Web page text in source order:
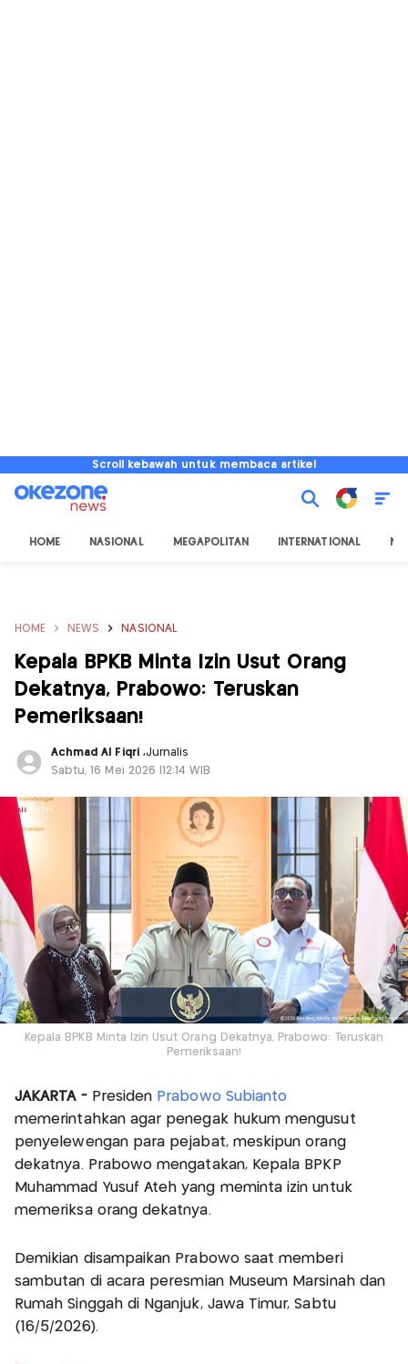
Scroll kebawah untuk membaca artikel
HOME NASIONAL MEGAPOLITAN INTERNATIONAL
HOME NEWS NASIONAL
Kepala BPKB Minta Izin Usut Orang
Dekatnya, Prabowo: Teruskan
Pemeriksaan!
Achmad Al Fiqri ,Jurnalis
Sabtu, 16 Mei 2026 |12:14 WIB
Kepala BPKB Minta Izin Usut Orang Dekatnya, Prabowo: Teruskan
Pemeriksaan!
JAKARTA -Presiden Prabowo Subianto
memerintahkan agar penegak hukum mengusut
penyelewengan para pejabat, meskipun orang
dekatnya. Prabowo mengatakan, Kepala BPKP
Muhammad Yusuf Ateh yang meminta izin untuk
memeriksa orang dekatnya.
Demikian disampaikan Prabowo saat memberi
sambutan di acara peresmian Museum Marsinah dan
Rumah Singgah di Nganjuk, Jawa Timur, Sabtu
(16/5/2026).